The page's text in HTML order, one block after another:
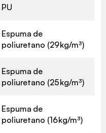
PU
Espuma de
poliuretano (29 kg/m³)
Espuma de
poliuretano (25 kg/m³)
Espuma de
poliuretano (16 kg/m³)